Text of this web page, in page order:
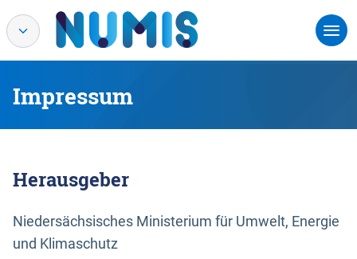
Impressum
Herausgeber
Niedersächsisches Ministerium für Umwelt, Energie
und Klimaschutz